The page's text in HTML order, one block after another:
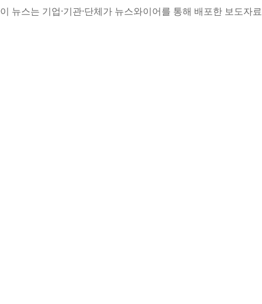
이 뉴스는 기업·기관·단체가 뉴스와이어를 통해 배포한 보도자